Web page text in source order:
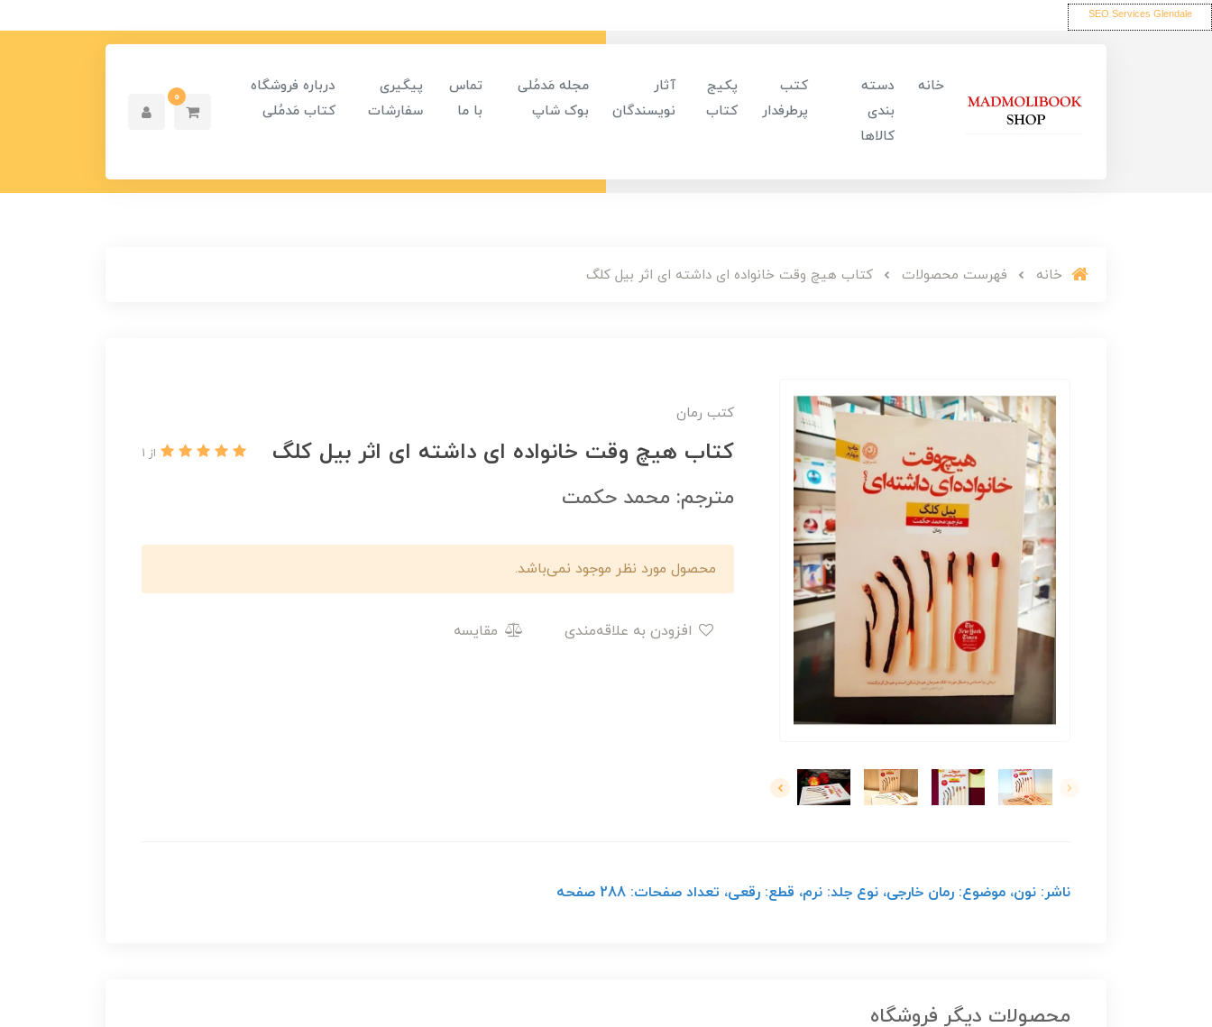
SEO Services Glendale
خانه
دسته
بندی
کالاها
کتب
پرطرفدار
پکیج
کتاب
آثار
نویسندگان
مجله مَدمُلی
بوک شاپ
تماس
با ما
پیگیری
سفارشات
درباره فروشگاه
کتاب مَدمُلی
0
خانه فهرست محصولات کتاب هیچ وقت خانواده ای داشته ای اثر بیل کلگ
کتب رمان
کتاب هیچ وقت خانواده ای داشته ای اثر بیل کلگ از 1
مترجم: محمد حکمت
محصول مورد نظر موجود نمی‌باشد.
مقایسه
ناشر: نون، موضوع: رمان خارجی، نوع جلد: نرم، قطع: رقعی، تعداد صفحات: 288 صفحه
محصولات دیگر فروشگاه